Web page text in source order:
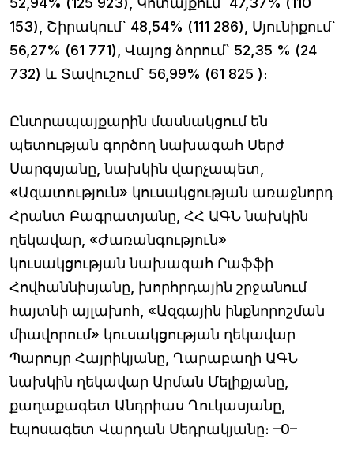
153), Շիրակում` 48,54% (111 286), Սյունիքում`
56,27% (61 771), Վայոց ձորում` 52,35 % (24
732) և Տավուշում` 56,99% (61 825 )։
Ընտրապայքարին մասնակցում են
պետության գործող նախագահ Սերժ
Սարգսյանը, նախկին վարչապետ,
«Ազատություն» կուսակցության առաջնորդ
Հրանտ Բագրատյանը, ՀՀ ԱԳՆ նախկին
ղեկավար, «Ժառանգություն»
կուսակցության նախագահ Րաֆֆի
Հովհաննիսյանը, խորհրդային շրջանում
հայտնի այլախոհ, «Ազգային ինքնորոշման
միավորում» կուսակցության ղեկավար
Պարույր Հայրիկյանը, Ղարաբաղի ԱԳՆ
նախկին ղեկավար Արման Մելիքյանը,
քաղաքագետ Անդրիաս Ղուկասյանը,
էպոսագետ Վարդան Սեդրակյանը։ –0–